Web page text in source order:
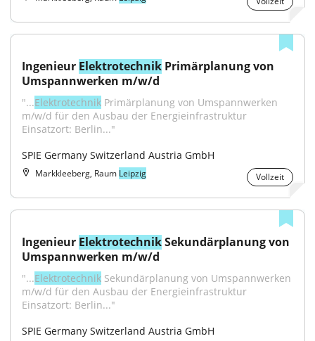
Ingenieur Elektrotechnik Primärplanung von
Umspannwerken m/w/d
"...Elektrotechnik Primärplanung von Umspannwerken
m/w/d für den Ausbau der Energieinfrastruktur
Einsatzort: Berlin..."
SPIE Germany Switzerland Austria GmbH
Markkleeberg, Raum Leipzig Vollzeit
Ingenieur Elektrotechnik Sekundärplanung von
Umspannwerken m/w/d
"...Elektrotechnik Sekundärplanung von Umspannwerken
m/w/d für den Ausbau der Energieinfrastruktur
Einsatzort: Berlin..."
SPIE Germany Switzerland Austria GmbH